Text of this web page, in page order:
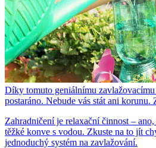
Díky tomuto geniálnímu zavlažovacímu
postaráno. Nebude vás stát ani korunu.
Zahradničení je relaxační činnost –
těžké konve s vodou. Zkuste na to jít
jednoduchý systém na zavlažování.